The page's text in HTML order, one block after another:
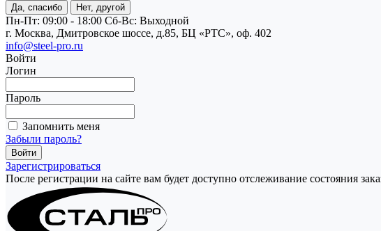
Да, спасибо Нет, другой
Пн-Пт: 09:00 - 18:00 Cб-Вс: Выходной
г. Москва, Дмитровское шоссе, д.85, БЦ «РТС», оф. 402
info@steel-pro.ru
Войти
Логин
Пароль
Запомнить меня
Забыли пароль?
Зарегистрироваться
После регистрации на сайте вам будет доступно отслеживание состояния